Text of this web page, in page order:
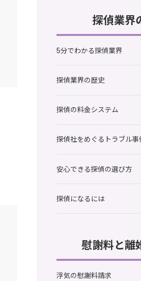
探偵業界
5分でわかる探偵業界
探偵業界の歴史
探偵の料金システム
探偵社をめぐるトラブル事
安心できる探偵の選び方
探偵になるには
慰謝料と離
浮気の慰謝料請求